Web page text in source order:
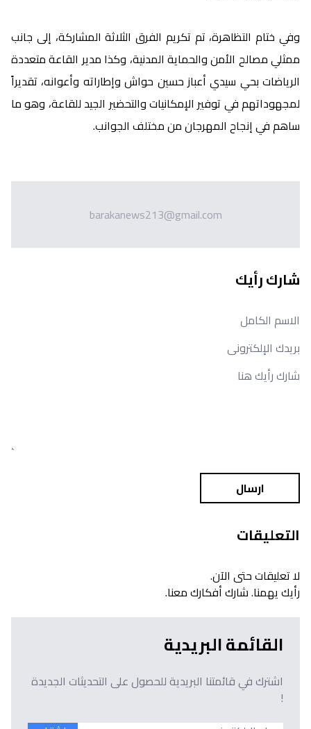
وفي ختام التظاهرة، تم تكريم الفرق الثلاثة المشاركة، إلى جانب
ممثلي مصالح الأمن والحماية المدنية، وكذا مدير القاعة متعددة
الرياضات بحي سيدي أعباز حسين حواش وإطاراته وأعوانه، تقديراً
لمجهوداتهم في توفير الإمكانيات والتحضير الجيد للقاعة، وهو ما
ساهم في إنجاح المهرجان من مختلف الجوانب.
barakanews213@gmail.com
شارك رأيك
ارسال
التعليقات
لا تعليقات حتى الآن.
رأيك يهمنا. شارك أفكارك معنا.
القائمة البريدية
اشترك في قائمتنا البريدية للحصول على التحديثات الجديدة
!